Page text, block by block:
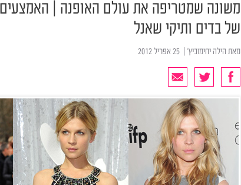
משונה שמטריפה את עולם האופנה |
של בדים ותיקי שאנל
מאת הילה יחימוביץ'